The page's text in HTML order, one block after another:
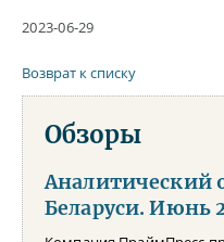
2023-06-29
Возврат к списку
Обзоры
Аналитический
Беларуси. Июнь